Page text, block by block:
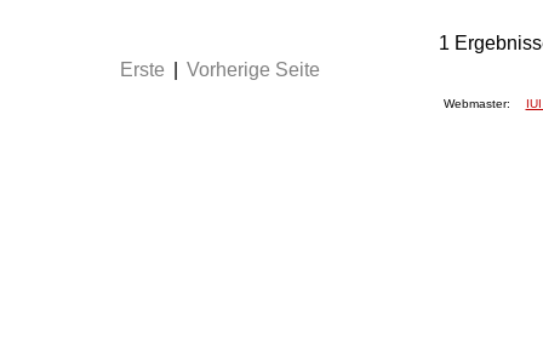
1
Erste
Vorherige Seite
Webmaster: